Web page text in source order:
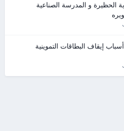
الحظيرة و المدرسة الصناعية
إيقاف البطاقات التموينية